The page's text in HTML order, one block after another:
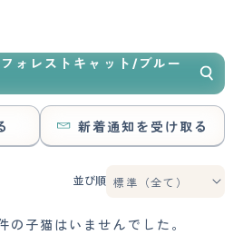
ォレストキャット/ブルー
新着通知を受け取る
並び順
の子猫はいませんでした。